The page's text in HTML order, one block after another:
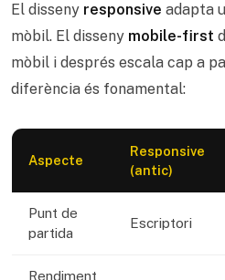
El disseny responsive adapta
mòbil. El disseny mobile-first
mòbil i després escala cap a
diferència és fonamental:
Aspecte
Responsive
(antic)
Punt de
partida
Escriptori
Rendiment